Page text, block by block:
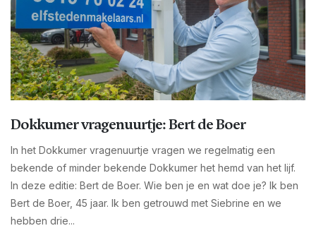
Dokkumer vragenuurtje: Bert de Boer
In het Dokkumer vragenuurtje vragen we regelmatig een
bekende of minder bekende Dokkumer het hemd van het lijf.
In deze editie: Bert de Boer. Wie ben je en wat doe je? Ik ben
Bert de Boer, 45 jaar. Ik ben getrouwd met Siebrine en we
hebben drie...